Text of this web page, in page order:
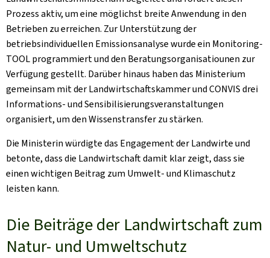
Prozess aktiv, um eine möglichst breite Anwendung in den
Betrieben zu erreichen. Zur Unterstützung der
betriebsindividuellen Emissionsanalyse wurde ein Monitoring-
TOOL programmiert und den Beratungsorganisatiounen zur
Verfügung gestellt. Darüber hinaus haben das Ministerium
gemeinsam mit der Landwirtschaftskammer und CONVIS drei
Informations- und Sensibilisierungsveranstaltungen
organisiert, um den Wissenstransfer zu stärken.
Die Ministerin würdigte das Engagement der Landwirte und
betonte, dass die Landwirtschaft damit klar zeigt, dass sie
einen wichtigen Beitrag zum Umwelt- und Klimaschutz
leisten kann.
Die Beiträge der Landwirtschaft zum
Natur- und Umweltschutz